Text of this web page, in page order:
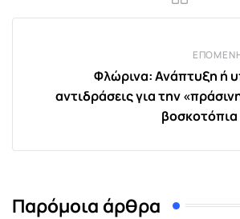
Φλώρινα: Ανάπτυξη ή
αντιδράσεις για την
βοσκοτόπια
Παρόμοια άρθρα